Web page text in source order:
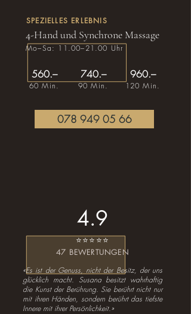
SPEZIELLES ERLEBNIS
740.– 960.–
078 949 05 66
4-Hand und Synchrone Massage
90 Min. 120 Min.
Mo–Sa: 11.00–21.00 Uhr
560.–
60 Min.
«Es ist der Genuss, nicht der Besitz, der uns
glücklich macht. Susana besitzt wahrhaftig
die Kunst der Berührung. Sie berührt nicht nur
mit ihren Händen, sondern berührt das tiefste
Innere mit ihrer Persönlichkeit.»
4.9
⭐⭐⭐⭐⭐
47 BEWERTUNGEN